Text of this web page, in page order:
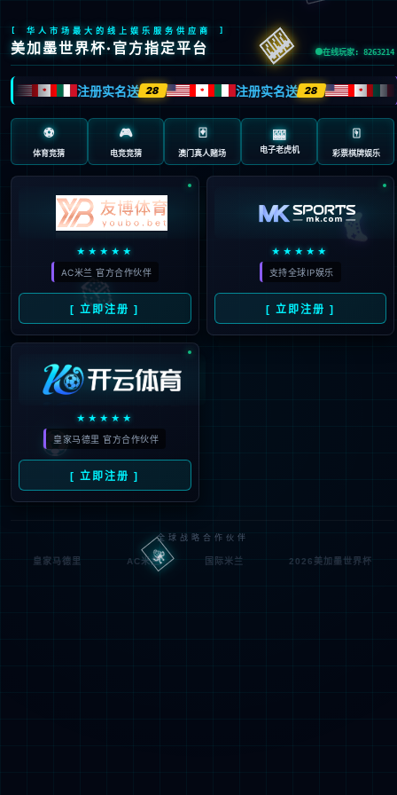
“/”应用程序中的服务器错误。
无法找到资源。
说明:
HTTP 404。您正在查找的资源(或者它的一个依赖项)可能已被移除，或其名称已更
改，或暂时不可用。请检查以下 URL 并确保其拼写正确。
请求的 URL: